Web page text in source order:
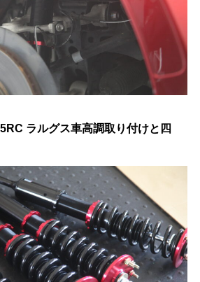
ラルグス車高調取り付けと四